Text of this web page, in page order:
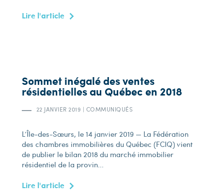
Lire l'article
Sommet inégalé des ventes
résidentielles au Québec en 2018
22 JANVIER 2019 | COMMUNIQUÉS
L’Île-des-Sœurs, le 14 janvier 2019 — La Fédération
des chambres immobilières du Québec (FCIQ) vient
de publier le bilan 2018 du marché immobilier
résidentiel de la provin...
Lire l'article